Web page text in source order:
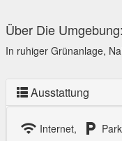
Über Die Umgebung:
In ruhiger Grünanlage,
Ausstattung
wifi Internet, local_parking